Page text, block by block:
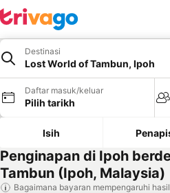
Destinasi
Lost World of Tambun, Ipoh
Daftar masuk/keluar
Pilih tarikh
Isih
Penginapan di Ipoh
Tambun (Ipoh, Malaysia)
Bagaimana bayaran mempengaruhi hasil